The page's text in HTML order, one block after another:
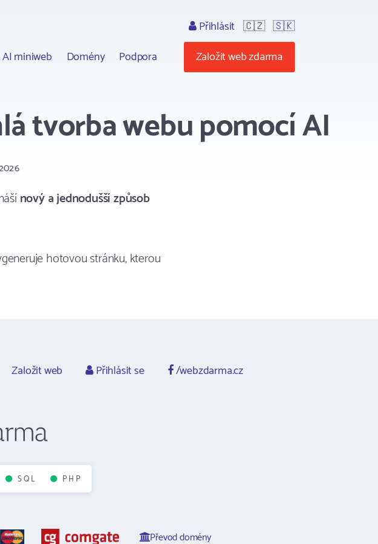
AI miniweb Domény Podpora
Přihlásit 🇨🇿 🇸🇰
Založit web zdarma
tvorba webu pomocí AI
nový a jednodušší způsob
hotovou stránku, kterou
Založit web Přihlásit se /webzdarma.cz
SQL PHP
Převod domény